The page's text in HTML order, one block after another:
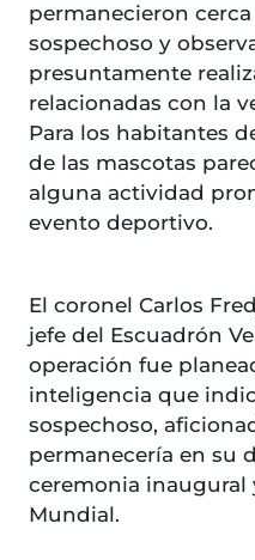
permanecieron
sospechoso y
presuntamente
relacionadas con la
Para los habitantes
de las mascotas
alguna actividad
evento deportivo.
El coronel Carlos
jefe del Escuadrón
operación fue
inteligencia que
sospechoso,
permanecería en su
ceremonia
Mundial.